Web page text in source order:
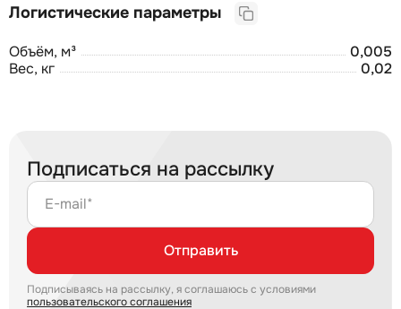
Логистические параметры
Объём, м³
0,005
Вес, кг
0,02
Подписаться на рассылку
E-mail*
Отправить
Подписываясь на рассылку, я соглашаюсь с условиями
пользовательского соглашения